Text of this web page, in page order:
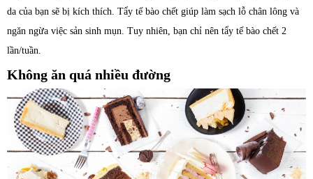
da của bạn sẽ bị kích thích. Tẩy tế bào chết giúp làm sạch lỗ chân lông và
ngăn ngừa việc sản sinh mụn. Tuy nhiên, bạn chỉ nên tẩy tế bào chết 2
lần/tuần.
Không ăn quá nhiều đường